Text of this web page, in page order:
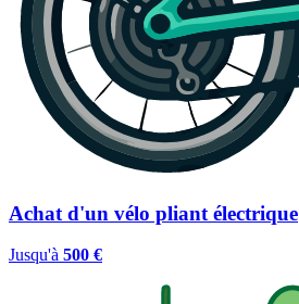
Achat d'un vélo pliant électrique
Jusqu'à 500 €